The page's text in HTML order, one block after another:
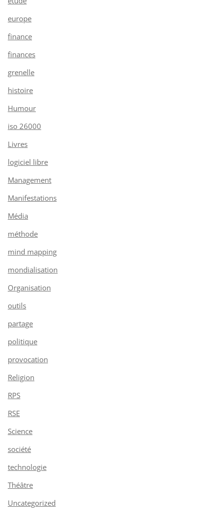
europe
finance
finances
grenelle
histoire
Humour
iso 26000
Livres
logiciel libre
Management
Manifestations
Média
méthode
mind mapping
mondialisation
Organisation
outils
partage
politique
provocation
Religion
RPS
RSE
Science
société
technologie
Théâtre
Uncategorized